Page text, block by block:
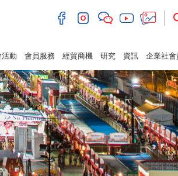
活動 會員服務 經貿商機 研究 資訊 企業社會